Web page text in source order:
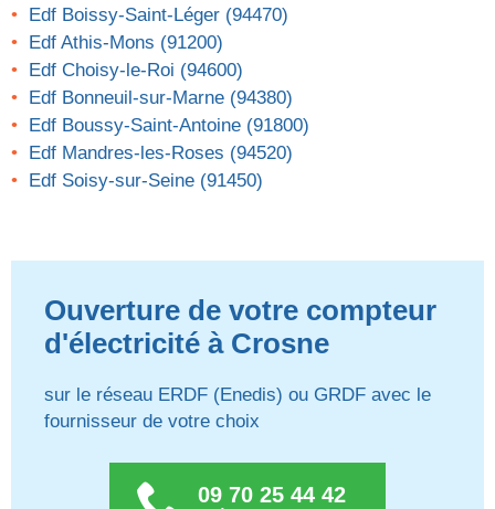
Edf Boissy-Saint-Léger (94470)
Edf Athis-Mons (91200)
Edf Choisy-le-Roi (94600)
Edf Bonneuil-sur-Marne (94380)
Edf Boussy-Saint-Antoine (91800)
Edf Mandres-les-Roses (94520)
Edf Soisy-sur-Seine (91450)
Ouverture de votre compteur
d'électricité à Crosne
sur le réseau ERDF (Enedis) ou GRDF avec le
fournisseur de votre choix
09 70 25 44 42